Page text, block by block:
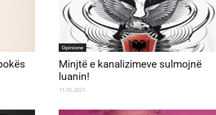
Opinione
Minjtë e kanalizimeve sulmojnë
luanin!
11.05.2021